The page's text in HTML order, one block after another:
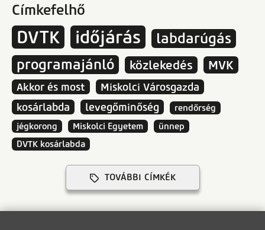
Címkefelhő
DVTK időjárás
labdarúgás
programajánló
közlekedés MVK
Akkor és most
Miskolci Városgazda
kosárlabda
levegőminőség
rendőrség
jégkorong
Miskolci Egyetem
ünnep
DVTK kosárlabda
TOVÁBBI CÍMKÉK